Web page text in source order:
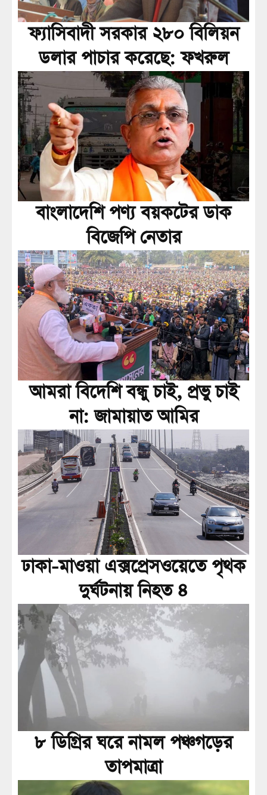
ফ্যাসিবাদী সরকার ২৮০ বিলিয়ন
ডলার পাচার করেছে: ফখরুল
বাংলাদেশি পণ্য বয়কটের ডাক
বিজেপি নেতার
আমরা বিদেশি বন্ধু চাই, প্রভু চাই
না: জামায়াত আমির
ঢাকা-মাওয়া এক্সপ্রেসওয়েতে পৃথক
দুর্ঘটনায় নিহত ৪
৮ ডিগ্রির ঘরে নামল পঞ্চগড়ের
তাপমাত্রা